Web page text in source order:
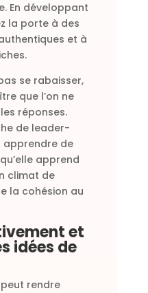
En développant
la porte à des
et à
se rabaisser,
que l’on ne
réponses.
de leader-
apprendre de
apprend
climat de
la cohésion au
et
idées de
rendre